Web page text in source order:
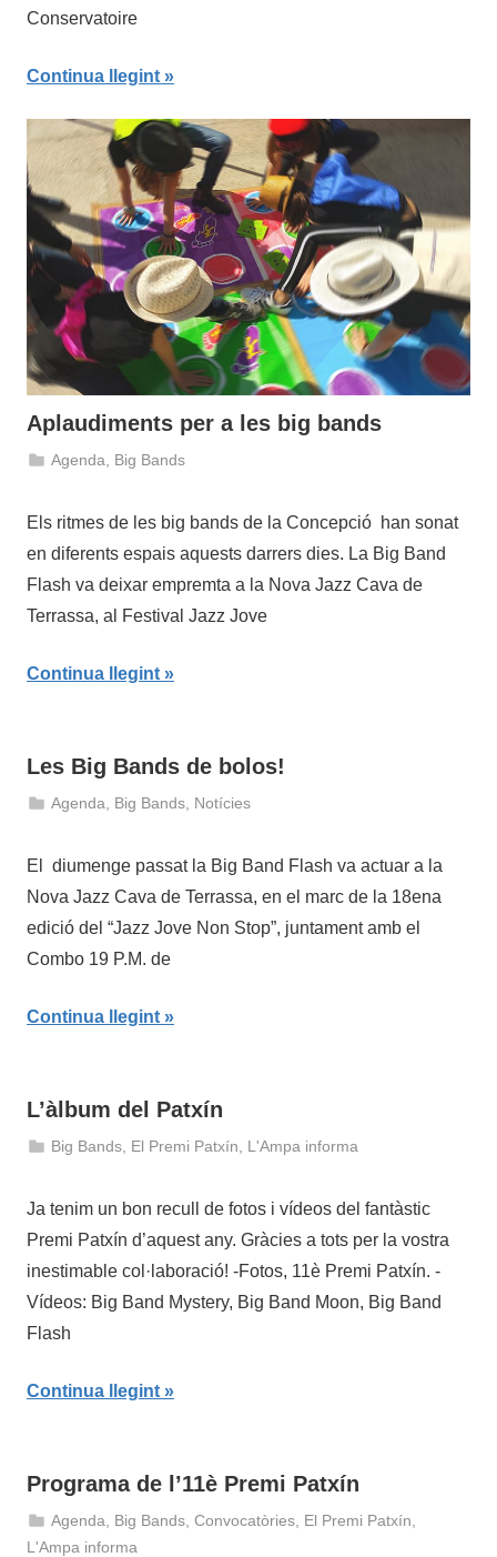
Conservatoire
Continua llegint
Aplaudiments per a les big bands
de
2019
Agenda Big Bands
Els ritmes de les big bands de la Concepció han sonat
en diferents espais aquests darrers dies. La Big Band
Flash va deixar empremta a la Nova Jazz Cava de
Terrassa, al Festival Jazz Jove
Continua llegint
Les Big Bands de bolos!
de
2019
Agenda Big Bands Notícies
El diumenge passat la Big Band Flash va actuar a la
Nova Jazz Cava de Terrassa, en el marc de la 18ena
edició del “Jazz Jove Non Stop”, juntament amb el
Combo 19 P.M. de
Continua llegint
L’àlbum del Patxín
de
2018
Big Bands El Premi Patxín L'Ampa informa
Ja tenim un bon recull de fotos i vídeos del fantàstic
Premi Patxín d’aquest any. Gràcies a tots per la vostra
inestimable col·laboració! -Fotos, 11è Premi Patxín. -
Vídeos: Big Band Mystery, Big Band Moon, Big Band
Flash
Continua llegint
Programa de l’11è Premi Patxín
14
admin
Agenda Big Bands ,Convocatòries El Premi Patxín
L'Ampa informa